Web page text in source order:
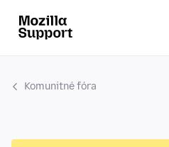
Komunitné fóra